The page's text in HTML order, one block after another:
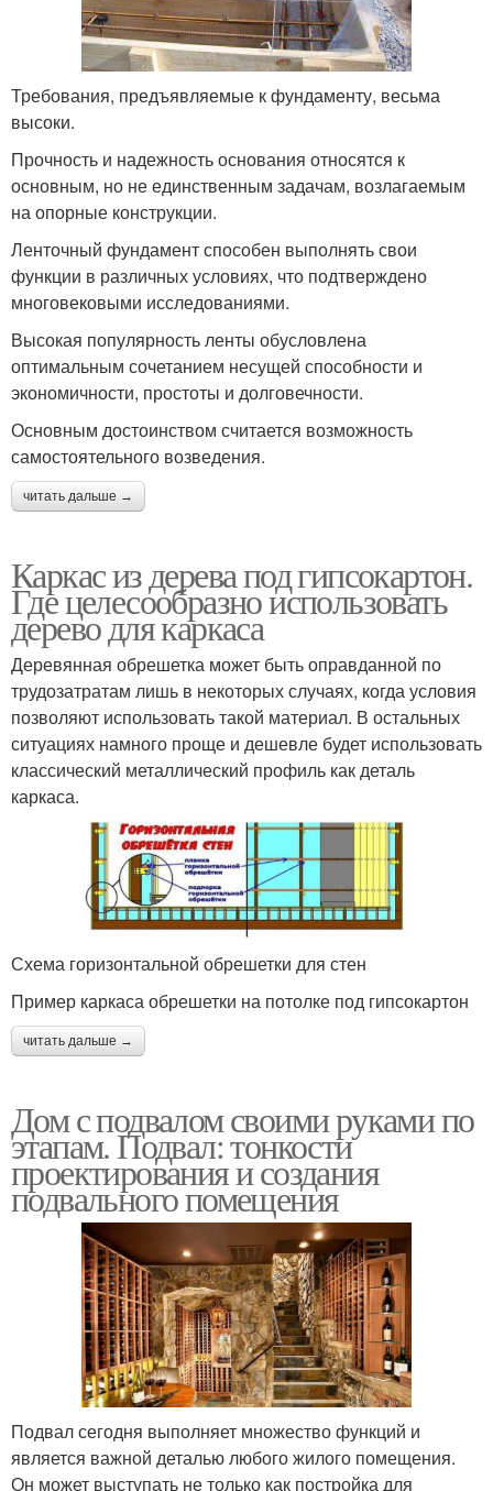
Требования, предъявляемые к фундаменту, весьма
высоки.
Прочность и надежность основания относятся к
основным, но не единственным задачам, возлагаемым
на опорные конструкции.
Ленточный фундамент способен выполнять свои
функции в различных условиях, что подтверждено
многовековыми исследованиями.
Высокая популярность ленты обусловлена
оптимальным сочетанием несущей способности и
экономичности, простоты и долговечности.
Основным достоинством считается возможность
самостоятельного возведения.
читать дальше →
Каркас из дерева под гипсокартон.
Где целесообразно использовать
дерево для каркаса
Деревянная обрешетка может быть оправданной по
трудозатратам лишь в некоторых случаях, когда условия
позволяют использовать такой материал. В остальных
ситуациях намного проще и дешевле будет использовать
классический металлический профиль как деталь
каркаса.
Схема горизонтальной обрешетки для стен
Пример каркаса обрешетки на потолке под гипсокартон
читать дальше →
Дом с подвалом своими руками по
этапам. Подвал: тонкости
проектирования и создания
подвального помещения
Подвал сегодня выполняет множество функций и
является важной деталью любого жилого помещения.
Он может выступать не только как постройка для